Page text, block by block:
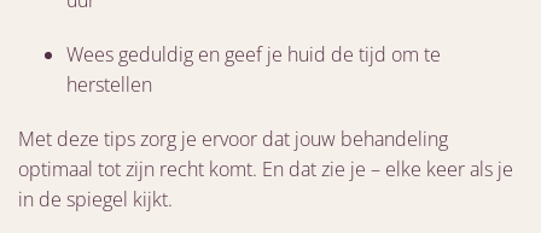
Wees geduldig en geef je huid de tijd om te
herstellen
Met deze tips zorg je ervoor dat jouw behandeling
optimaal tot zijn recht komt. En dat zie je – elke keer als je
in de spiegel kijkt.